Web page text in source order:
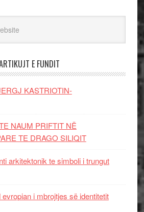
E FUNDIT
KASTRIOTIN-
NAUM PRIFTIT NË
TE DRAGO SILIQIT
arkitektonik te simboli i trungut
i mbrojtjes së identitetit